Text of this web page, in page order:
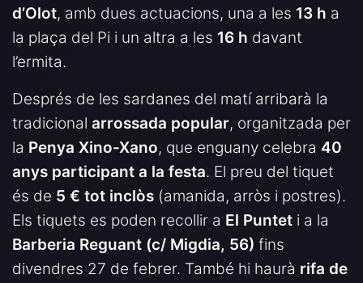
d’Olot, amb dues actuacions, una a les 13 h a
la plaça del Pi i un altra a les 16 h davant
l’ermita.
Després de les sardanes del matí arribarà la
tradicional arrossada popular, organitzada per
la Penya Xino-Xano, que enguany celebra 40
anys participant a la festa. El preu del tiquet
és de 5 € tot inclòs (amanida, arròs i postres).
Els tiquets es poden recollir a El Puntet i a la
Barberia Reguant (c/ Migdia, 56) fins
divendres 27 de febrer. També hi haurà rifa de